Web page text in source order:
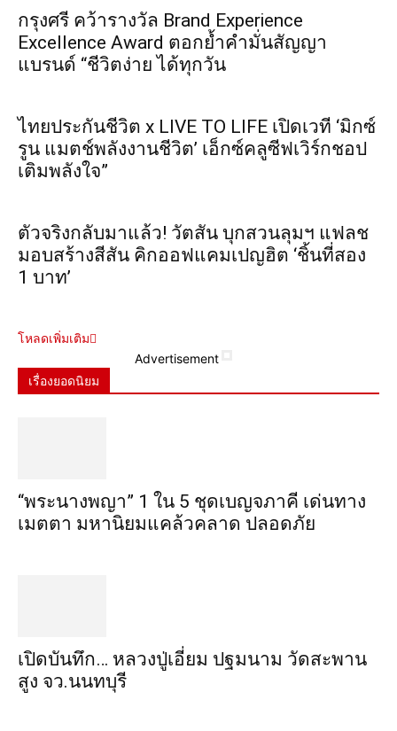
กรุงศรี คว้ารางวัล Brand Experience
Excellence Award ตอกย้ำคำมั่นสัญญา
แบรนด์ “ชีวิตง่าย ได้ทุกวัน
ไทยประกันชีวิต x LIVE TO LIFE เปิดเวที ‘มิกซ์
รูน แมตช์พลังงานชีวิต’ เอ็กซ์คลูซีฟเวิร์กชอป
เติมพลังใจ”
ตัวจริงกลับมาแล้ว! วัตสัน บุกสวนลุมฯ แฟลช
มอบสร้างสีสัน คิกออฟแคมเปญฮิต ‘ชิ้นที่สอง
1 บาท’
โหลดเพิ่มเติม
Advertisement
เรื่องยอดนิยม
“พระ​นาง​พญา” 1 ใน 5​ ชุดเบญจ​ภาคี​ เด่นทาง
เมตตา​ มหา​นิยม​แคล้วคลาด​ ปลอดภัย​
เปิดบันทึก… หลวงปู่เอี่ยม ​ปฐม​นาม​ วัดสะพาน
สูง​ จว.นนทบุรี